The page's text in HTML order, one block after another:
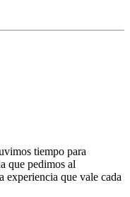
tiempo para
que pedimos al
experiencia que vale cada